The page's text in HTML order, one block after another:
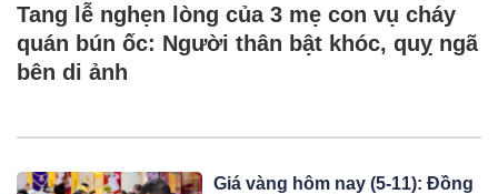
Tang lễ nghẹn lòng của 3 mẹ con vụ cháy
quán bún ốc: Người thân bật khóc, quỵ ngã
bên di ảnh
Giá vàng hôm nay (5-11): Đồng